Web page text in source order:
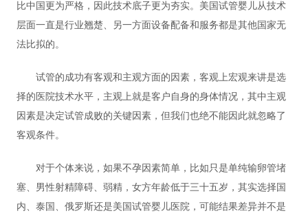
比中国更为严格，因此技术底子更为夯实。美国试管婴儿从技术
层面一直是行业翘楚、另一方面设备配备和服务都是其他国家无
法比拟的。
试管的成功有客观和主观方面的因素，客观上宏观来讲是选
择的医院技术水平，主观上就是客户自身的身体情况，其中主观
因素是决定试管成败的关键因素，但我们也绝不能因此就忽略了
客观条件。
对于个体来说，如果不孕因素简单，比如只是单纯输卵管堵
塞、男性射精障碍、弱精，女方年龄低于三十五岁，其实选择国
内、泰国、俄罗斯还是美国试管婴儿医院，可能结果差异并不是